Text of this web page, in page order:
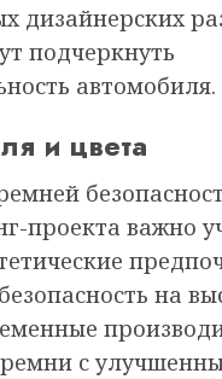
дизайнерских
подчеркнуть
автомобиля.
и цвета
проекта важно
на
с